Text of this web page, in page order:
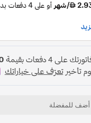
أضف للمفضلة